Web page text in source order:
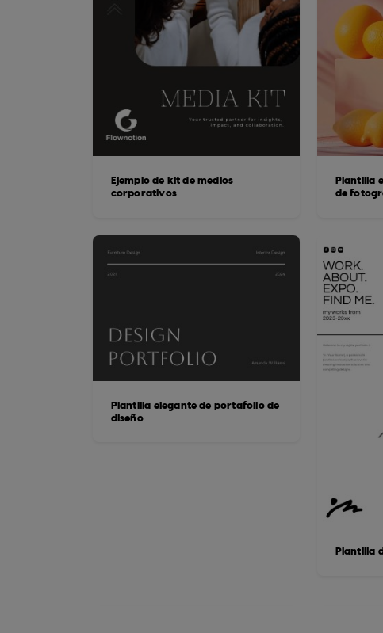
Ejemplo de kit de medios
corporativos
Plantilla elegante de portafolio de
diseño
Plantilla
de
Plantilla